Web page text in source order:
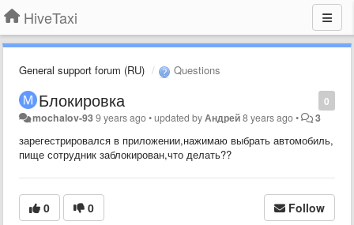
HiveTaxi
General support forum (RU) Questions
0
Блокировка
mochalov-939 years ago•updated byАндрей8 years ago• 3
зарегестрировался в приложении,нажимаю выбрать автомобиль,
пище сотрудник заблокирован,что делать??
0 0 Follow